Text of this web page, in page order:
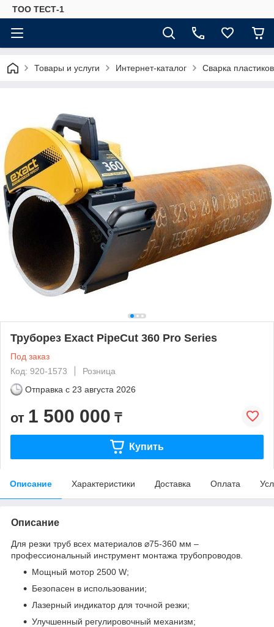
ТОО ТЕСТ-1
Товары и услуги Интернет-каталог Сварка
Труборез Exact PipeCut 360 Pro Series
Под заказ
Код: 920-1573
Розница
Отправка с 23 августа 2026
от 1 500 000 ₸
Купить
Описание Характеристики Доставка Оплата
Описание
Для резки труб всех материалов ⌀75-360 мм –
профессиональный инструмент монтажа трубопроводов.
Мощный мотор 2500 W;
Безопасен в использовании;
Лазерный индикатор для точной резки;
Улучшенный регулировочный механизм;